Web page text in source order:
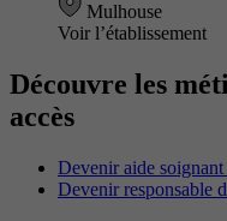
Mulhouse
Voir l’établissement
Découvre les
accès
Devenir aide
Devenir responsable